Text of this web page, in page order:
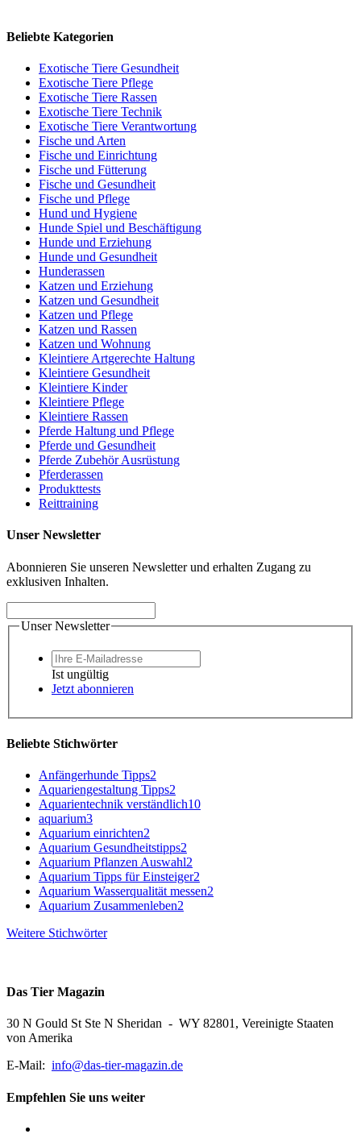
Beliebte Kategorien
Exotische Tiere Gesundheit
Exotische Tiere Pflege
Exotische Tiere Rassen
Exotische Tiere Technik
Exotische Tiere Verantwortung
Fische und Arten
Fische und Einrichtung
Fische und Fütterung
Fische und Gesundheit
Fische und Pflege
Hund und Hygiene
Hunde Spiel und Beschäftigung
Hunde und Erziehung
Hunde und Gesundheit
Hunderassen
Katzen und Erziehung
Katzen und Gesundheit
Katzen und Pflege
Katzen und Rassen
Katzen und Wohnung
Kleintiere Artgerechte Haltung
Kleintiere Gesundheit
Kleintiere Kinder
Kleintiere Pflege
Kleintiere Rassen
Pferde Haltung und Pflege
Pferde und Gesundheit
Pferde Zubehör Ausrüstung
Pferderassen
Produkttests
Reittraining
Unser Newsletter
Abonnieren Sie unseren Newsletter und erhalten Zugang zu
exklusiven Inhalten.
Unser Newsletter
Ist ungültig
Jetzt abonnieren
Beliebte Stichwörter
Anfängerhunde Tipps2
Aquariengestaltung Tipps2
Aquarientechnik verständlich10
aquarium3
Aquarium einrichten2
Aquarium Gesundheitstipps2
Aquarium Pflanzen Auswahl2
Aquarium Tipps für Einsteiger2
Aquarium Wasserqualität messen2
Aquarium Zusammenleben2
Weitere Stichwörter
Das Tier Magazin
30 N Gould St Ste N Sheridan - WY 82801, Vereinigte Staaten
von Amerika
E-Mail: info@das-tier-magazin.de
Empfehlen Sie uns weiter